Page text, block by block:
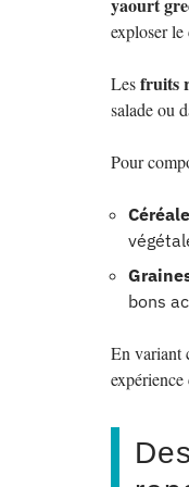
exploser le
Lesfruits
salade ou
Pour
bons
En variant